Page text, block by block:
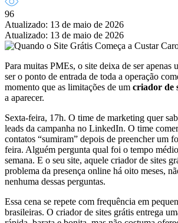
96
Atualizado: 13 de maio de 2026
Atualizado: 13 de maio de 2026
Para muitas PMEs, o site deixa de ser apenas
ser o ponto de entrada de toda a operação
momento que as limitações de um criador de
a aparecer.
Sexta-feira, 17h. O time de marketing quer
leads da campanha no LinkedIn. O time
contatos “sumiram” depois de preencher um
feira. Alguém pergunta qual foi o tempo
semana. E o seu site, aquele criador de sites
problema da presença online há oito meses,
nenhuma dessas perguntas.
Essa cena se repete com frequência em
brasileiras. O criador de sites grátis entrega